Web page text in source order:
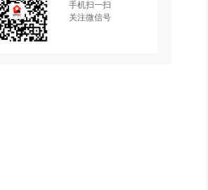
手机扫一扫
关注微信号